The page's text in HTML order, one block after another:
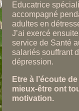
Educatrice
accompagné
adultes en
J’ai exercé
service de Santé
salariés souffrant
dépression.
Etre à l’écoute
mieux-être ont
motivation.